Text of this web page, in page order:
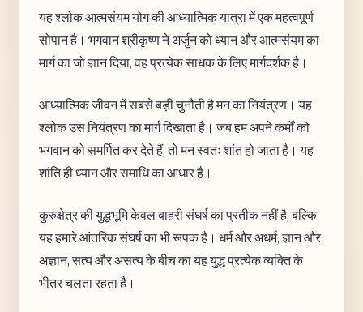
यह श्लोक आत्मसंयम योग की आध्यात्मिक यात्रा में एक महत्वपूर्ण
सोपान है। भगवान श्रीकृष्ण ने अर्जुन को ध्यान और आत्मसंयम का
मार्ग का जो ज्ञान दिया, वह प्रत्येक साधक के लिए मार्गदर्शक है।
आध्यात्मिक जीवन में सबसे बड़ी चुनौती है मन का नियंत्रण। यह
श्लोक उस नियंत्रण का मार्ग दिखाता है। जब हम अपने कर्मों को
भगवान को समर्पित कर देते हैं, तो मन स्वतः शांत हो जाता है। यह
शांति ही ध्यान और समाधि का आधार है।
कुरुक्षेत्र की युद्धभूमि केवल बाहरी संघर्ष का प्रतीक नहीं है, बल्कि
यह हमारे आंतरिक संघर्ष का भी रूपक है। धर्म और अधर्म, ज्ञान और
अज्ञान, सत्य और असत्य के बीच का यह युद्ध प्रत्येक व्यक्ति के
भीतर चलता रहता है।